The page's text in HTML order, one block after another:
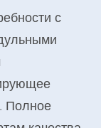
с
Полное